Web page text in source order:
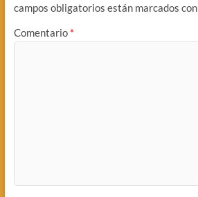
campos obligatorios están marcados con
Comentario *